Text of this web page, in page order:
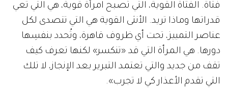
فتاة. الفتاة القوية، التي تُصبح امرأة قوية، هي التي تعي
قدراتها وماذا تريد. الأنثى القوية هي التي تتصدى لكل
عناصر التمييز، تحت أي ظروف قاهرة، وتُحدد بنفسِها
دورها. هي المرأة التي قد «تنكسر» لكنها تعرف كيف
تقف من جديد والتي تعتمد التبرير بعد الإنجاز، لا تلك
التي تقدم الأعذار كي لا تجرب».